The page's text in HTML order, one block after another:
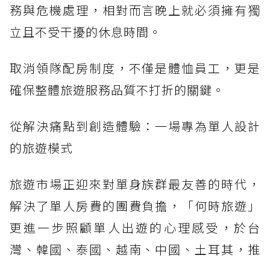
務與危機處理，相對而言晚上就必須擁有獨
立且不受干擾的休息時間。
取消領隊配房制度，不僅是體恤員工，更是
確保整體旅遊服務品質不打折的關鍵。
從解決痛點到創造體驗：一場專為單人設計
的旅遊模式
旅遊市場正迎來對單身族群最友善的時代，
解決了單人房費的團費負擔，「何時旅遊」
更進一步照顧單人出遊的心理感受，於台
灣、韓國、泰國、越南、中國、土耳其，推